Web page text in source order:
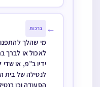
← ברכות
מי שהלך
לאכול או לברך
ידיו ב”פ, או
לנטילה של בית
הסעודה וכן